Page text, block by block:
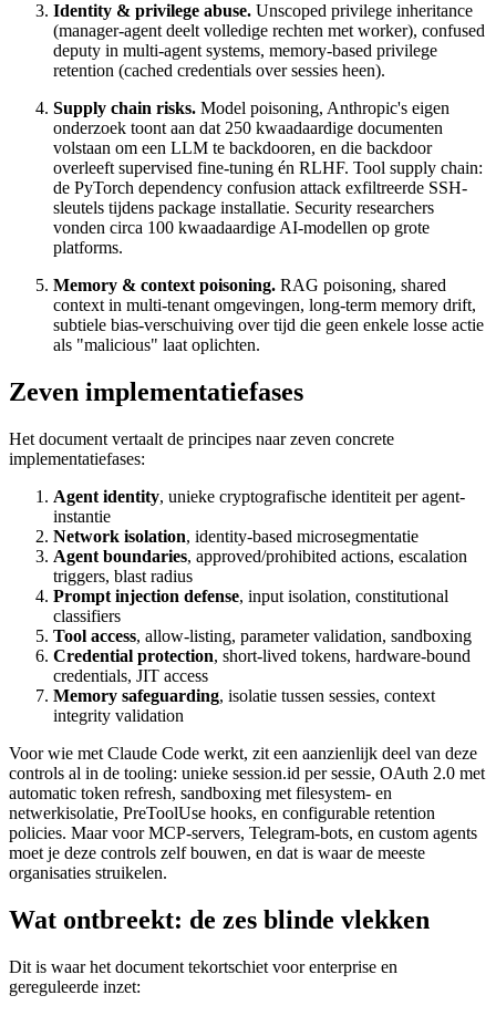
Identity & privilege abuse. Unscoped privilege inheritance
(manager-agent deelt volledige rechten met worker), confused
deputy in multi-agent systems, memory-based privilege
retention (cached credentials over sessies heen).
Supply chain risks. Model poisoning, Anthropic's eigen
onderzoek toont aan dat 250 kwaadaardige documenten
volstaan om een LLM te backdooren, en die backdoor
overleeft supervised fine-tuning én RLHF. Tool supply chain:
de PyTorch dependency confusion attack exfiltreerde SSH-
sleutels tijdens package installatie. Security researchers
vonden circa 100 kwaadaardige AI-modellen op grote
platforms.
Memory & context poisoning. RAG poisoning, shared
context in multi-tenant omgevingen, long-term memory drift,
subtiele bias-verschuiving over tijd die geen enkele losse actie
als "malicious" laat oplichten.
Zeven implementatiefases
Het document vertaalt de principes naar zeven concrete
implementatiefases:
Agent identity, unieke cryptografische identiteit per agent-
instantie
Network isolation, identity-based microsegmentatie
Agent boundaries, approved/prohibited actions, escalation
triggers, blast radius
Prompt injection defense, input isolation, constitutional
classifiers
Tool access, allow-listing, parameter validation, sandboxing
Credential protection, short-lived tokens, hardware-bound
credentials, JIT access
Memory safeguarding, isolatie tussen sessies, context
integrity validation
Voor wie met Claude Code werkt, zit een aanzienlijk deel van deze
controls al in de tooling: unieke session.id per sessie, OAuth 2.0 met
automatic token refresh, sandboxing met filesystem- en
netwerkisolatie, PreToolUse hooks, en configurable retention
policies. Maar voor MCP-servers, Telegram-bots, en custom agents
moet je deze controls zelf bouwen, en dat is waar de meeste
organisaties struikelen.
Wat ontbreekt: de zes blinde vlekken
Dit is waar het document tekortschiet voor enterprise en
gereguleerde inzet: